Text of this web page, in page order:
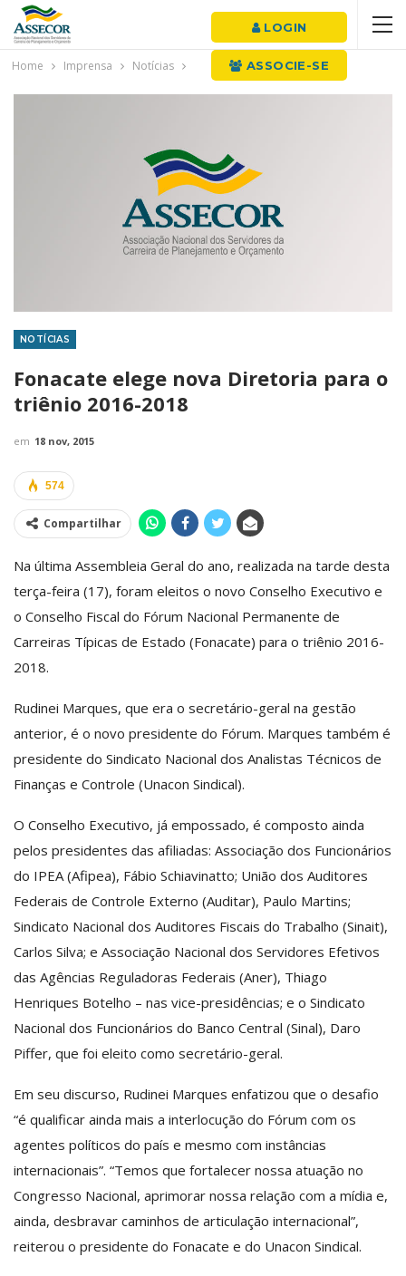
LOGIN
ASSOCIE-SE
Home Imprensa Notícias
NOTÍCIAS
Fonacate elege nova Diretoria para o
triênio 2016-2018
em 18 nov, 2015
574
Compartilhar
Na última Assembleia Geral do ano, realizada na tarde desta
terça-feira (17), foram eleitos o novo Conselho Executivo e
o Conselho Fiscal do Fórum Nacional Permanente de
Carreiras Típicas de Estado (Fonacate) para o triênio 2016-
2018.
Rudinei Marques, que era o secretário-geral na gestão
anterior, é o novo presidente do Fórum. Marques também é
presidente do Sindicato Nacional dos Analistas Técnicos de
Finanças e Controle (Unacon Sindical).
O Conselho Executivo, já empossado, é composto ainda
pelos presidentes das afiliadas: Associação dos Funcionários
do IPEA (Afipea), Fábio Schiavinatto; União dos Auditores
Federais de Controle Externo (Auditar), Paulo Martins;
Sindicato Nacional dos Auditores Fiscais do Trabalho (Sinait),
Carlos Silva; e Associação Nacional dos Servidores Efetivos
das Agências Reguladoras Federais (Aner), Thiago
Henriques Botelho – nas vice-presidências; e o Sindicato
Nacional dos Funcionários do Banco Central (Sinal), Daro
Piffer, que foi eleito como secretário-geral.
Em seu discurso, Rudinei Marques enfatizou que o desafio
“é qualificar ainda mais a interlocução do Fórum com os
agentes políticos do país e mesmo com instâncias
internacionais”. “Temos que fortalecer nossa atuação no
Congresso Nacional, aprimorar nossa relação com a mídia e,
ainda, desbravar caminhos de articulação internacional”,
reiterou o presidente do Fonacate e do Unacon Sindical.